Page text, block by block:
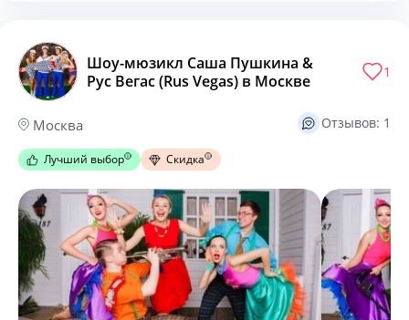
Шоу-мюзикл Саша Пушкина &
Рус Вегас (Rus Vegas) в Москве
Москва
1
Отзывов: 1
Лучший выбор Скидка